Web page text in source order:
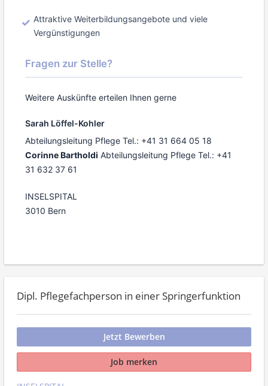
Attraktive Weiterbildungsangebote und viele
Vergünstigungen
Fragen zur Stelle?
Weitere Auskünfte erteilen Ihnen gerne
Sarah Löffel-Kohler
Abteilungsleitung Pflege Tel.: +41 31 664 05 18
Corinne Bartholdi Abteilungsleitung Pflege Tel.: +41
31 632 37 61
INSELSPITAL
3010 Bern
Dipl. Pflegefachperson in einer Springerfunktion
Jetzt Bewerben
Job merken